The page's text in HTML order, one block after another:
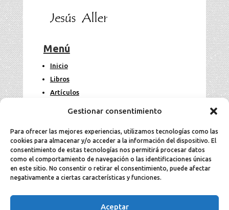
Gestionar consentimiento
Para ofrecer las mejores experiencias, utilizamos tecnologías como las
cookies para almacenar y/o acceder a la información del dispositivo. El
consentimiento de estas tecnologías nos permitirá procesar datos
como el comportamiento de navegación o las identificaciones únicas
en este sitio. No consentir o retirar el consentimiento, puede afectar
negativamente a ciertas características y funciones.
Aceptar
Menú
Inicio
Libros
Artículos
Legal
Aviso Legal
Política de privacidad